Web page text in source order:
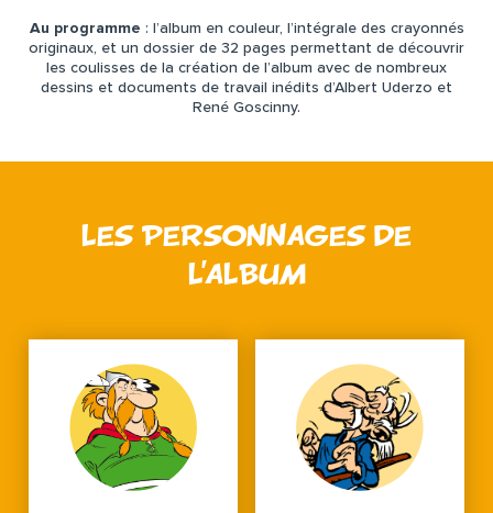
Au programme : l’album en couleur, l’intégrale des crayonnés
originaux, et un dossier de 32 pages permettant de découvrir
les coulisses de la création de l’album avec de nombreux
dessins et documents de travail inédits d’Albert Uderzo et
René Goscinny.
LES PERSONNAGES DE
L’ALBUM